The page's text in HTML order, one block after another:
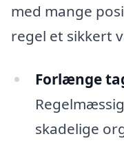
med mange
regel et sikkert
Forlænge
skadelige